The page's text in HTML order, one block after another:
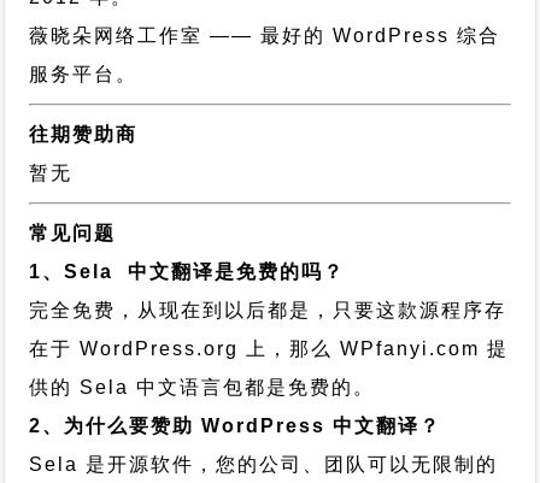
薇晓朵网络工作室 —— 最好的 WordPress 综合
服务平台。
往期赞助商
暂无
常见问题
1、Sela 中文翻译是免费的吗？
完全免费，从现在到以后都是，只要这款源程序存
在于 WordPress.org 上，那么 WPfanyi.com 提
供的 Sela 中文语言包都是免费的。
2、为什么要赞助 WordPress 中文翻译？
Sela 是开源软件，您的公司、团队可以无限制的